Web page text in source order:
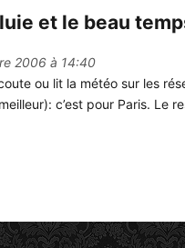
et le beau
2006 à 14:40
ou lit la météo sur les
c’est pour Paris. Le